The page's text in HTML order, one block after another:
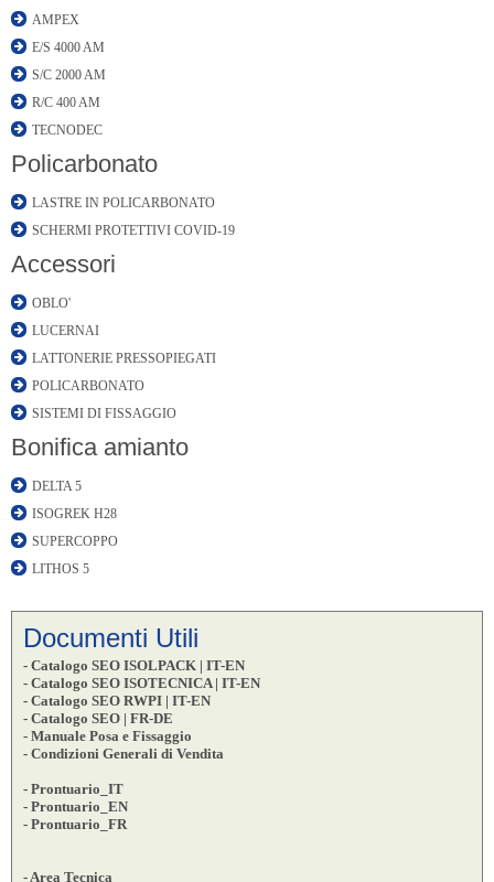
AMPEX
E/S 4000 AM
S/C 2000 AM
R/C 400 AM
TECNODEC
Policarbonato
LASTRE IN POLICARBONATO
SCHERMI PROTETTIVI COVID-19
Accessori
OBLO'
LUCERNAI
LATTONERIE PRESSOPIEGATI
POLICARBONATO
SISTEMI DI FISSAGGIO
Bonifica amianto
DELTA 5
ISOGREK H28
SUPERCOPPO
LITHOS 5
Documenti Utili
- Catalogo SEO ISOLPACK | IT-EN
- Catalogo SEO ISOTECNICA | IT-EN
- Catalogo SEO RWPI | IT-EN
- Catalogo SEO | FR-DE
- Manuale Posa e Fissaggio
- Condizioni Generali di Vendita
- Prontuario_IT
- Prontuario_EN
- Prontuario_FR
- Area Tecnica